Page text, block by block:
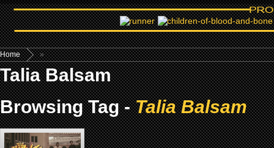
Home »
Talia Balsam
Browsing Tag -Talia Balsam